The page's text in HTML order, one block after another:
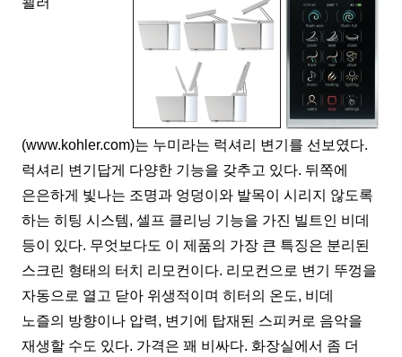
(www.kohler.com)는 누미라는 럭셔리 변기를 선보였다.
럭셔리 변기답게 다양한 기능을 갖추고 있다. 뒤쪽에
은은하게 빛나는 조명과 엉덩이와 발목이 시리지 않도록
하는 히팅 시스템,셀프 클리닝 기능을 가진 빌트인 비데
등이 있다. 무엇보다도 이 제품의 가장 큰 특징은 분리된
스크린 형태의 터치 리모컨이다. 리모컨으로 변기 뚜껑을
자동으로 열고 닫아 위생적이며 히터의 온도, 비데
노즐의 방향이나 압력, 변기에 탑재된 스피커로 음악을
재생할 수도 있다. 가격은 꽤 비싸다. 화장실에서 좀 더